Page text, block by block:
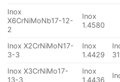
Inox
X6CrNiMoNb17-12-
2
Inox
1.4580
Inox X2CrNiMoN17-
3-3
Inox
1.4429
Inox X3CrNiMo17-
13-3
Inox
1.4436